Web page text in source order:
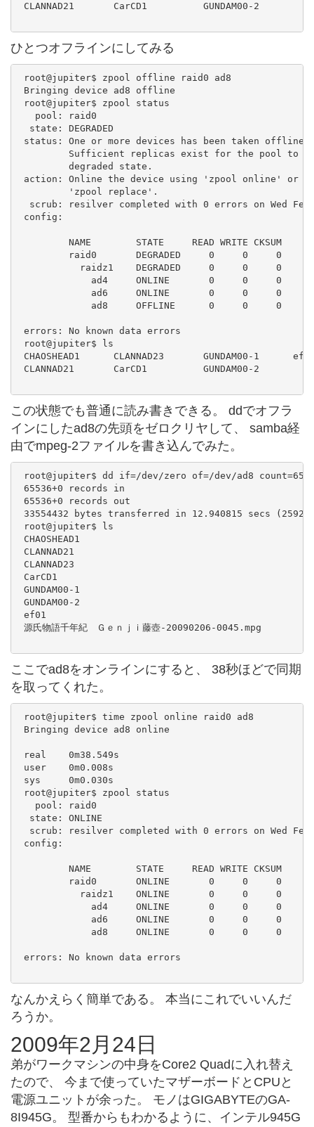
CLANNAD21       CarCD1          GUNDAM00-2
ひとつオフラインにしてみる
root@jupiter$ zpool offline raid0 ad8
Bringing device ad8 offline
root@jupiter$ zpool status
   pool: raid0
  state: DEGRADED
status: One or more devices has been taken offline
Sufficient replicas exist for the pool to
         degraded state.
action: Online the device using 'zpool online' or
         'zpool replace'.
scrub: resilver completed with 0 errors on Wed Feb
config:
         NAME        STATE     READ WRITE CKSUM
         raid0       DEGRADED     0     0     0
           raidz1    DEGRADED     0     0     0
             ad4     ONLINE       0     0     0
             ad6     ONLINE       0     0     0
             ad8     OFFLINE      0     0     0
errors: No known data errors
root@jupiter$ ls
CHAOSHEAD1      CLANNAD23       GUNDAM00-1
CLANNAD21       CarCD1          GUNDAM00-2
この状態でも普通に読み書きできる。 ddでオフラ
インにしたad8の先頭をゼロクリヤして、 samba経
由でmpeg-2ファイルを書き込んでみた。
root@jupiter$ dd if=/dev/zero of=/dev/ad8
65536+0 records in
65536+0 records out
33554432 bytes transferred in 12.940815 secs
root@jupiter$ ls
CHAOSHEAD1
CLANNAD21
CLANNAD23
CarCD1
GUNDAM00-1
GUNDAM00-2
ef01
源氏物語千年紀　Ｇｅｎｊｉ藤壺-20090206-0045.mpg
ここでad8をオンラインにすると、 38秒ほどで同期
を取ってくれた。
root@jupiter$ time zpool online raid0 ad8
Bringing device ad8 online
real    0m38.549s
user    0m0.008s
sys     0m0.030s
root@jupiter$ zpool status
   pool: raid0
  state: ONLINE
scrub: resilver completed with 0 errors on Wed Feb
config:
         NAME        STATE     READ WRITE CKSUM
         raid0       ONLINE       0     0     0
           raidz1    ONLINE       0     0     0
             ad4     ONLINE       0     0     0
             ad6     ONLINE       0     0     0
             ad8     ONLINE       0     0     0
errors: No known data errors
なんかえらく簡単である。 本当にこれでいいんだ
ろうか。
2009年2月24日
弟がワークマシンの中身をCore2 Quadに入れ替え
たので、 今まで使っていたマザーボードとCPUと
電源ユニットが余った。 モノはGIGABYTEのGA-
8I945G。 型番からもわかるように、インテル945G